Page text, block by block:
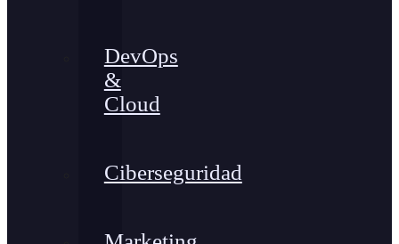
DevOps
&
Cloud
Ciberseguridad